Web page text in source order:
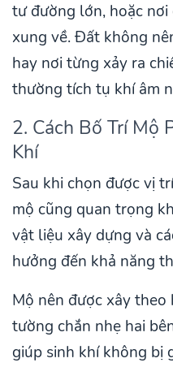
tư đường lớn, hoặc
xung về. Đất không
hay nơi từng xảy ra
thường tích tụ khí âm
2. Cách Bố Trí Mộ
Khí
Sau khi chọn được vị
mộ cũng quan trọng
vật liệu xây dựng và
hưởng đến khả năng
Mộ nên được xây
tường chắn nhẹ hai
giúp sinh khí không bị